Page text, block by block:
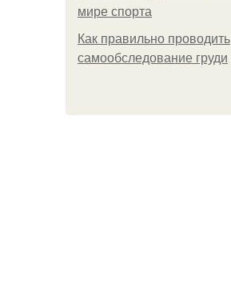
мире спорта
Как правильно проводить
самообследование груди